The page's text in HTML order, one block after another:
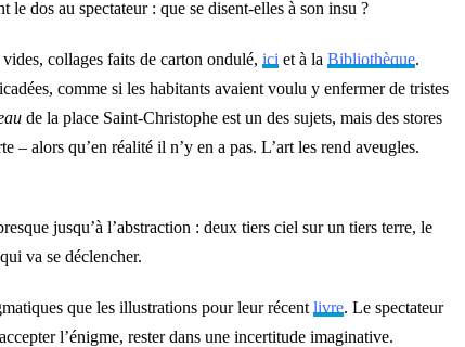
dos au spectateur : que se disent-elles à son insu ?
collages faits de carton ondulé, ici et à la Bibliothèque.
comme si les habitants avaient voulu y enfermer de tristes
de la place Saint-Christophe est un des sujets, mais des stores
– alors qu’en réalité il n’y en a pas. L’art les rend aveugles.
jusqu’à l’abstraction : deux tiers ciel sur un tiers terre, le
va se déclencher.
que les illustrations pour leur récent livre. Le spectateur
l’énigme, rester dans une incertitude imaginative.